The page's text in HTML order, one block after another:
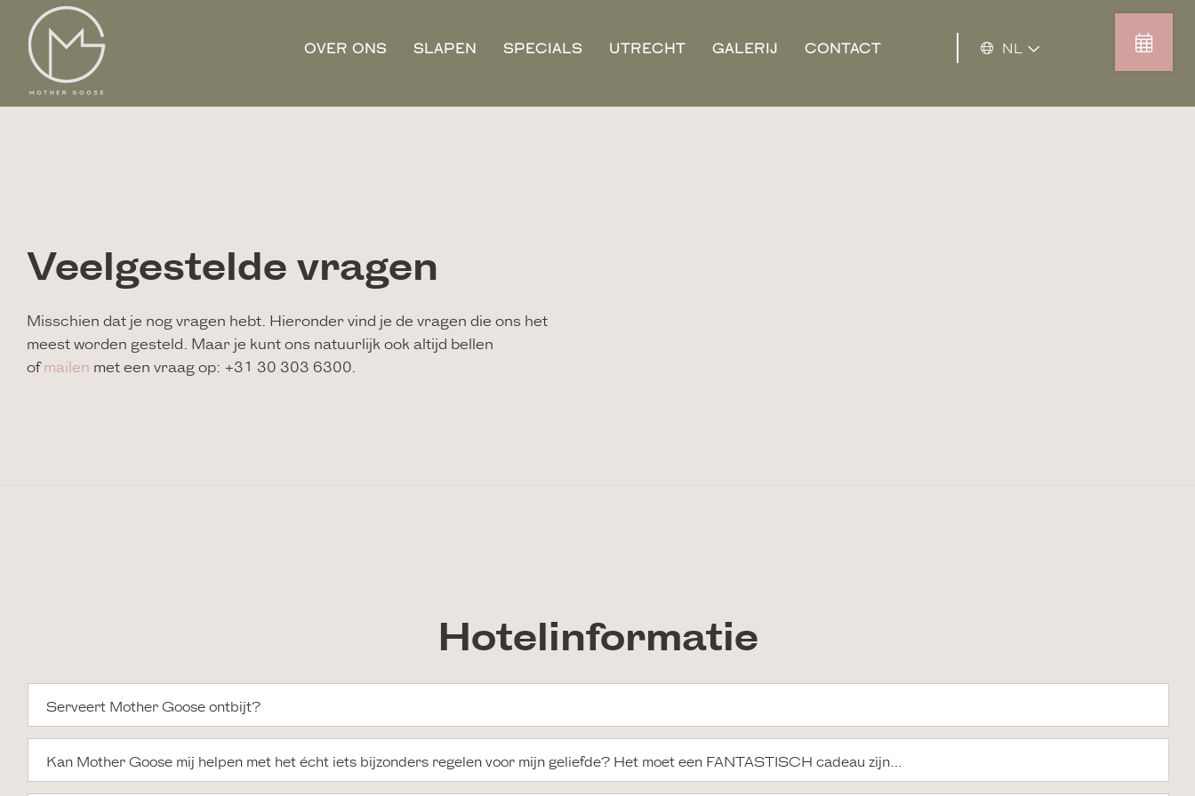
OVER ONS SLAPEN SPECIALS UTRECHT GALERIJ CONTACT NL
Veelgestelde vragen
Misschien dat je nog vragen hebt. Hieronder vind je de vragen die ons het
meest worden gesteld. Maar je kunt ons natuurlijk ook altijd bellen
ofmailen met een vraag op: +31 30 303 6300.
Hotelinformatie
Serveert Mother Goose ontbijt?
Kan Mother Goose mij helpen met het écht iets bijzonders regelen voor mijn geliefde? Het moet een FANTASTISCH cadeau zijn…